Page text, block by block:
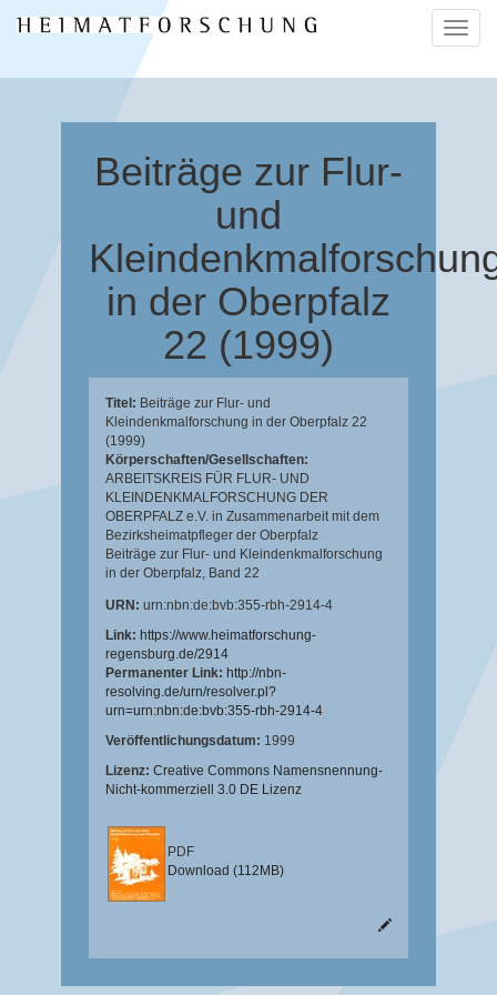
ein-/
Beiträge zur Flur-
und
in der Oberpfalz
22 (1999)
Titel: Beiträge zur Flur- und
Kleindenkmalforschung in der Oberpfalz 22
(1999)
Körperschaften/Gesellschaften:
ARBEITSKREIS FÜR FLUR- UND
KLEINDENKMALFORSCHUNG DER
OBERPFALZ e.V. in Zusammenarbeit mit dem
Bezirksheimatpfleger der Oberpfalz
Beiträge zur Flur- und Kleindenkmalforschung
in der Oberpfalz, Band 22
URN: urn:nbn:de:bvb:355-rbh-2914-4
Link: https://www.heimatforschung-
regensburg.de/2914
Permanenter Link: http://nbn-
resolving.de/urn/resolver.pl?
urn=urn:nbn:de:bvb:355-rbh-2914-4
Veröffentlichungsdatum: 1999
Lizenz: Creative Commons Namensnennung-
Nicht-kommerziell 3.0 DE Lizenz
PDF
Download (112MB)